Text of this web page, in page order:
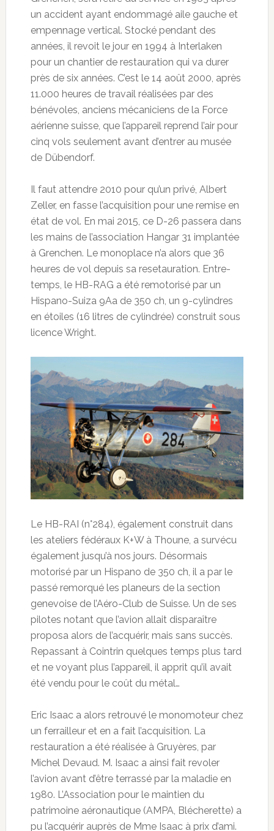
un accident ayant endommagé aile gauche et
empennage vertical. Stocké pendant des
années, il revoit le jour en 1994 à Interlaken
pour un chantier de restauration qui va durer
près de six années. C’est le 14 août 2000, après
11.000 heures de travail réalisées par des
bénévoles, anciens mécaniciens de la Force
aérienne suisse, que l’appareil reprend l’air pour
cinq vols seulement avant d’entrer au musée
de Dübendorf.
Il faut attendre 2010 pour qu’un privé, Albert
Zeller, en fasse l’acquisition pour une remise en
état de vol. En mai 2015, ce D-26 passera dans
les mains de l’association Hangar 31 implantée
à Grenchen. Le monoplace n’a alors que 36
heures de vol depuis sa resetauration. Entre-
temps, le HB-RAG a été remotorisé par un
Hispano-Suiza 9Aa de 350 ch, un 9-cylindres
en étoiles (16 litres de cylindrée) construit sous
licence Wright.
Le HB-RAI (n°284), également construit dans
les ateliers fédéraux K+W à Thoune, a survécu
également jusqu’à nos jours. Désormais
motorisé par un Hispano de 350 ch, il a par le
passé remorqué les planeurs de la section
genevoise de l’Aéro-Club de Suisse. Un de ses
pilotes notant que l’avion allait disparaître
proposa alors de l’acquérir, mais sans succès.
Repassant à Cointrin quelques temps plus tard
et ne voyant plus l’appareil, il apprit qu’il avait
été vendu pour le coût du métal…
Eric Isaac a alors retrouvé le monomoteur chez
un ferrailleur et en a fait l’acquisition. La
restauration a été réalisée à Gruyères, par
Michel Devaud. M. Isaac a ainsi fait revoler
l’avion avant d’être terrassé par la maladie en
1980. L’Association pour le maintien du
patrimoine aéronautique (AMPA, Blécherette) a
pu l’acquérir auprès de Mme Isaac à prix d’ami.